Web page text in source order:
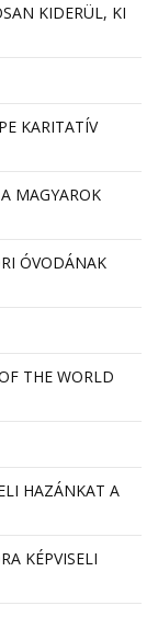
KIDERÜL, KI
KARITATÍV
MAGYAROK
ÓVODÁNAK
THE WORLD
HAZÁNKAT A
KÉPVISELI